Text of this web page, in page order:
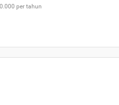
per tahun